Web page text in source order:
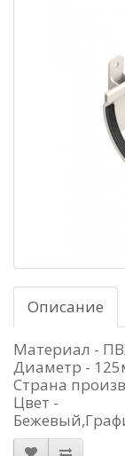
Описание
Материал -
Диаметр -
Страна
Цвет -